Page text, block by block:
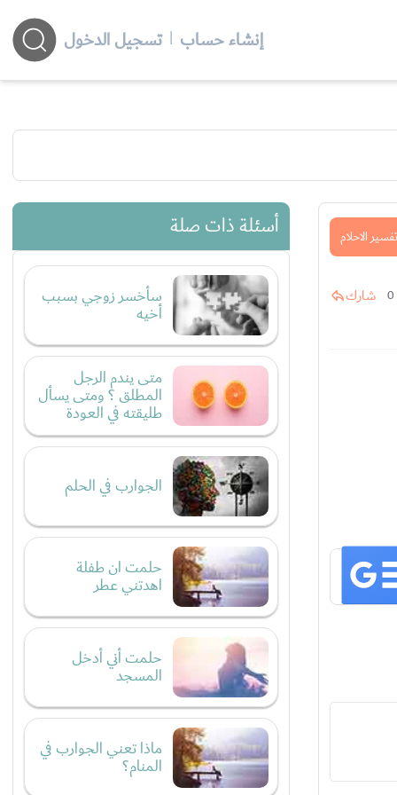
إنشاء حساب | تسجيل الدخول
تفسير الاحلام
0 شارك
أسئلة ذات صلة
سأخسر زوجي بسبب
أخيه
متى يندم الرجل
المطلق ؟ ومتى يسأل
طليقته في العودة
الجوارب في الحلم
حلمت ان طفلة
اهدتني عطر
حلمت أني أدخل
المسجد
ماذا تعني الجوارب في
المنام؟